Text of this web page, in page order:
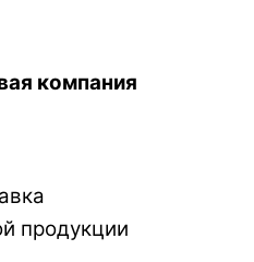
компания
продукции